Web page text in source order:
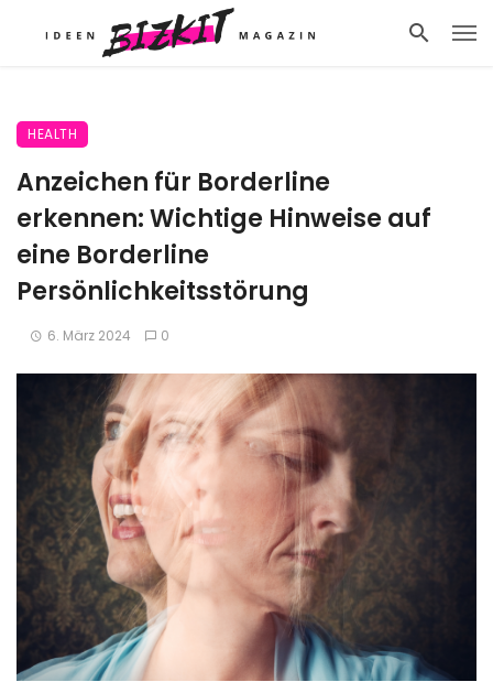
HEALTH
Anzeichen für Borderline
erkennen: Wichtige Hinweise auf
eine Borderline
Persönlichkeitsstörung
6. März 2024 0